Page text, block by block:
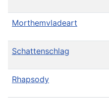
Morthemvladeart
Schattenschlag
Rhapsody